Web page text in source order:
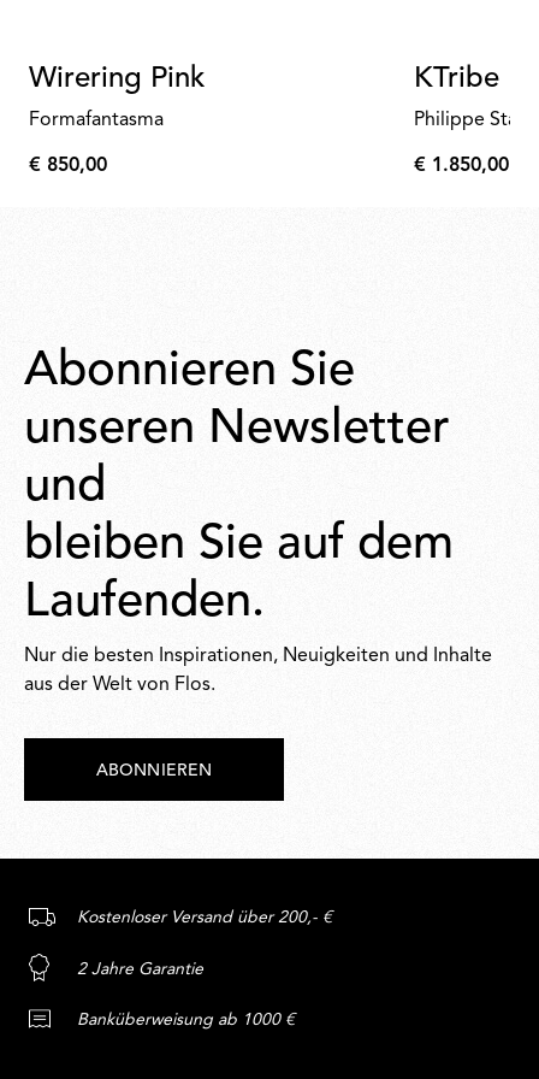
Wirering Pink
Formafantasma
€
€ 850,00
KTribe
Philippe
€
€ 1.850,00
Abonnieren Sie
unseren Newsletter
und
bleiben Sie auf dem
Laufenden.
Nur die besten Inspirationen, Neuigkeiten und Inhalte
aus der Welt von Flos.
ABONNIEREN
Kostenloser Versand über 200,- €
2 Jahre Garantie
Banküberweisung ab 1000 €